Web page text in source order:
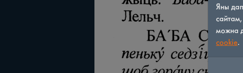
Яны
можна
cookie.